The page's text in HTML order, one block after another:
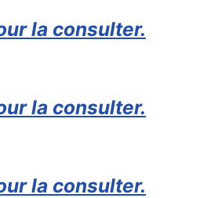
la consulter.
la consulter.
la consulter.